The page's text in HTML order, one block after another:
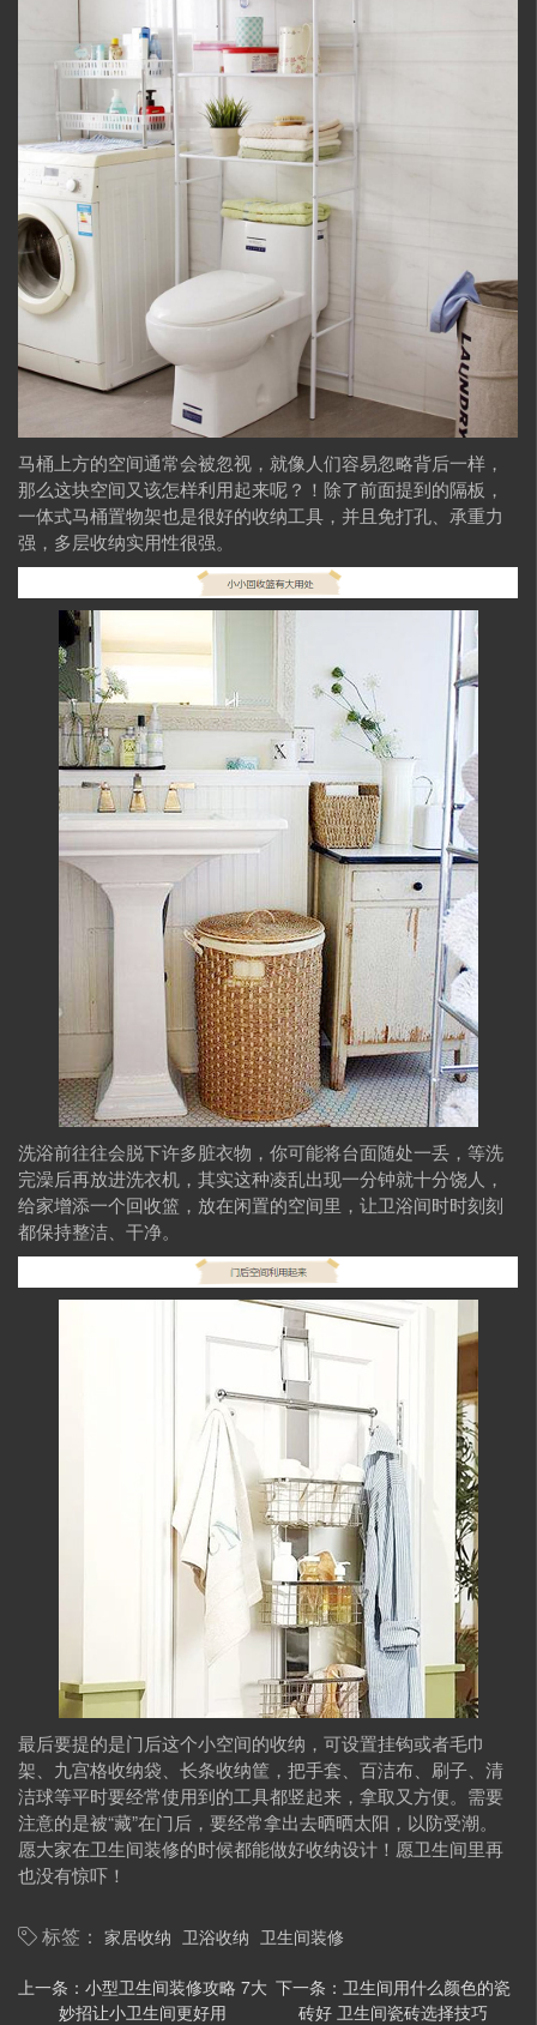
马桶上方的空间通常会被忽视，就像人们容易忽略背后一样，
那么这块空间又该怎样利用起来呢？！除了前面提到的隔板，
一体式马桶置物架也是很好的收纳工具，并且免打孔、承重力
强，多层收纳实用性很强。
洗浴前往往会脱下许多脏衣物，你可能将台面随处一丢，等洗
完澡后再放进洗衣机，其实这种凌乱出现一分钟就十分饶人，
给家增添一个回收篮，放在闲置的空间里，让卫浴间时时刻刻
都保持整洁、干净。
最后要提的是门后这个小空间的收纳，可设置挂钩或者毛巾
架、九宫格收纳袋、长条收纳筐，把手套、百洁布、刷子、清
洁球等平时要经常使用到的工具都竖起来，拿取又方便。需要
注意的是被“藏”在门后，要经常拿出去晒晒太阳，以防受潮。
愿大家在卫生间装修的时候都能做好收纳设计！愿卫生间里再
也没有惊吓！
标签： 家居收纳 卫浴收纳 卫生间装修
上一条：小型卫生间装修攻略 7大
妙招让小卫生间更好用
下一条： 卫生间用什么颜色的瓷
砖好 卫生间瓷砖选择技巧